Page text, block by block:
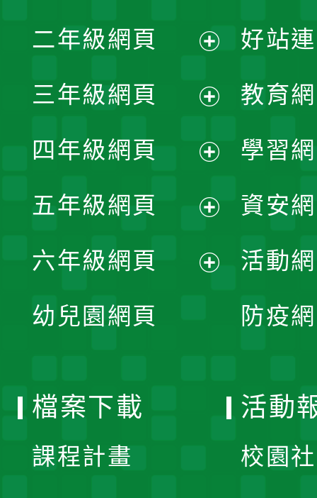
開
選
單
二年級網頁
開
選
單
三年級網頁
開
選
單
四年級網頁
開
選
五年級網頁
開
六年級網頁
幼兒園網頁
好站
教育
學習
資安
活動
防疫
檔案下載
課程計畫
活動
校園